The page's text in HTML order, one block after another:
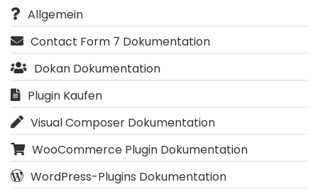
Allgemein
Contact Form 7 Dokumentation
Dokan Dokumentation
Plugin Kaufen
Visual Composer Dokumentation
WooCommerce Plugin Dokumentation
WordPress-Plugins Dokumentation